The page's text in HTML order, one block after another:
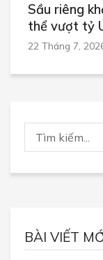
Sầu riêng
thể vượt tỷ
22 Tháng 7,
BÀI VIẾT